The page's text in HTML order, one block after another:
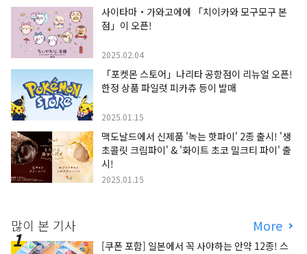
사이타마・가와고에에 「치이카와 모구모구 본
점」이 오픈!
2025.02.04
「포켓몬 스토어」나리타 공항점이 리뉴얼 오픈!
한정 상품 파일럿 피카츄 등이 발매
2025.01.15
맥도날드에서 신제품 '녹는 핫파이' 2종 출시! '생
초콜릿 크림파이' & '화이트 초코 밀크티 파이' 출
시!
2025.01.15
많이 본 기사 More
[쿠폰 포함] 일본에서 꼭 사야하는 안약 12종! 스